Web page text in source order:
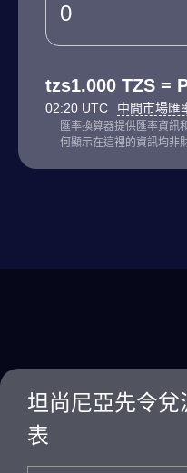
tzs1.000 TZS =
02:20 UTC 中間市場匯
匯率換算器提供匯率資訊
何顯示在這裡的資訊均非
坦尚尼亞先令
表